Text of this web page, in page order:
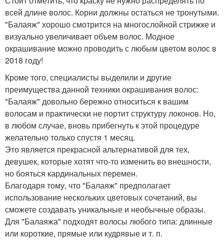
всей длине волос. Корни должны остаться не тронутыми.
"Балаяж" хорошо смотрится на многослойной стрижке и
визуально увеличивает объем волос. Модное
окрашивание можно проводить с любым цветом волос в
2018 году!
Кроме того, специалисты выделили и другие
преимущества данной техники окрашивания волос:
"Балаяж" довольно бережно относиться к вашим
волосам и практически не портит структуру локонов. Но,
в любом случае, вновь прибегнуть к этой процедуре
желательно только спустя 1 месяц.
Это является прекрасной альтернативой для тех,
девушек, которые хотят что-то изменить во внешности,
но бояться кардинальных перемен.
Благодаря тому, что "Балаяж" предполагает
использование нескольких цветовых сочетаний, вы
сможете создавать уникальные и необычные образы.
Для "Балаяжа" подходят волосы любого типа: длинные
или короткие, прямые или кудрявые и т. п.